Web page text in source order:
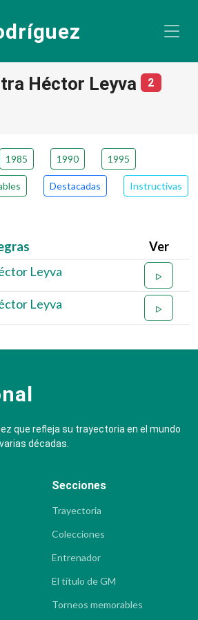
Héctor Leyva 2número
1985 1990 1995
Destacadas Instructivas
Ver
Leyva
Leyva
que refleja su trayectoria en el mundo
décadas.
Secciones
Trayectoria
Colecciones
Entrenador
El título de GM
Torneos memorables